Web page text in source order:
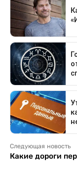
Следующая новость
Какие дороги